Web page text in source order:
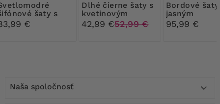
šaty s
€
Dlhé čierne šaty s
kvetinovým
vzorom
42,99 €52,99 €
Bordové šaty s
jasným
kvetinovým
spodným
95,99 €
Naša spoločnosť 